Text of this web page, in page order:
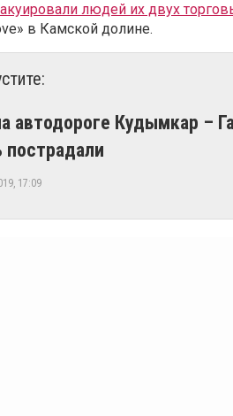
людей их двух
в Камской долине.
автодороге Кудымкар –
пострадали
17:09